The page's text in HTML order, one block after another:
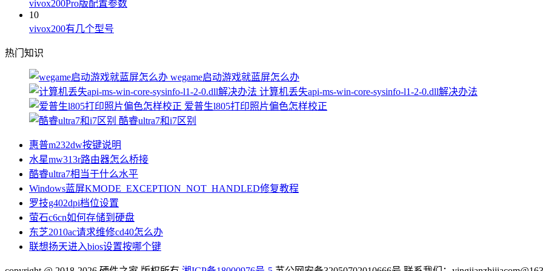
vivox200Pro版配置参数
10
vivox200有几个型号
热门知识
wegame启动游戏就蓝屏怎么办
计算机丢失api-ms-win-core-sysinfo-l1-2-0.dll解决办法
爱普生l805打印照片偏色怎样校正
酷睿ultra7和i7区别
惠普m232dw按键说明
水星mw313r路由器怎么桥接
酷睿ultra7相当于什么水平
Windows蓝屏KMODE_EXCEPTION_NOT_HANDLED修复教程
罗技g402dpi档位设置
萤石c6cn如何存储到硬盘
东芝2010ac请求维修cd40怎么办
联想扬天进入bios设置按哪个键